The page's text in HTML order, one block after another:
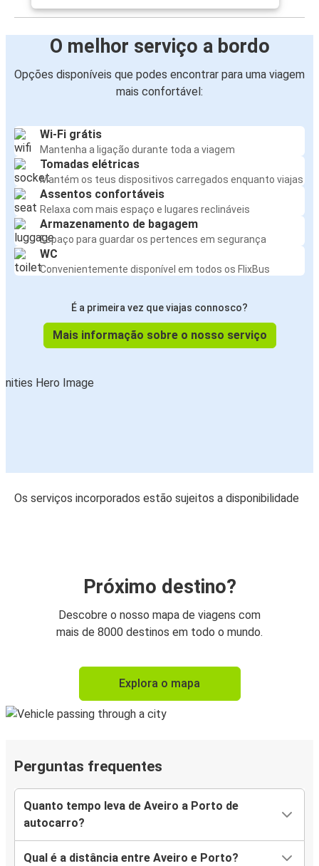
O melhor serviço a bordo
Opções disponíveis que podes encontrar para uma viagem
mais confortável:
Wi-Fi grátis
Mantenha a ligação durante toda a viagem
Tomadas elétricas
Mantém os teus dispositivos carregados enquanto viajas
Assentos confortáveis
Relaxa com mais espaço e lugares reclináveis
Armazenamento de bagagem
Espaço para guardar os pertences em segurança
WC
Convenientemente disponível em todos os FlixBus
É a primeira vez que viajas connosco?
Mais informação sobre o nosso serviço
Os serviços incorporados estão sujeitos a disponibilidade
Próximo destino?
Descobre o nosso mapa de viagens com
mais de 8000 destinos em todo o mundo.
Explora o mapa
Perguntas frequentes
Quanto tempo leva de Aveiro a Porto de
autocarro?
Qual é a distância entre Aveiro e Porto?